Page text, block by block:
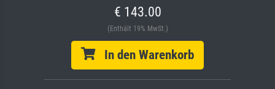
€ 143.00
(Enthält 19% MwSt.)
In den Warenkorb